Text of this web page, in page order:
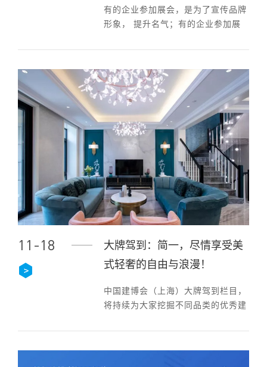
有的企业参加展会，是为了宣传品牌
形象， 提升名气；有的企业参加展
场；而我参加展会，就是为了打通上
下游资源，做大生意！
11-18
大牌驾到：简一，尽情享受美
式轻奢的自由与浪漫！
中国建博会（上海）大牌驾到栏目，
将持续为大家挖掘不同品类的优秀建
理石瓷砖 。